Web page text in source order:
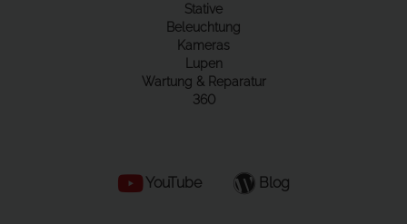
Stative
Beleuchtung
Kameras
Lupen
Wartung & Reparatur
360
YouTube Blog